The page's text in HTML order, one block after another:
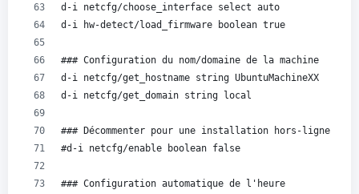
d-i netcfg/choose_interface select auto
d-i hw-detect/load_firmware boolean true
### Configuration du nom/domaine de la machine
d-i netcfg/get_hostname string UbuntuMachineXX
d-i netcfg/get_domain string local
### Décommenter pour une installation hors-ligne
#d-i netcfg/enable boolean false
### Configuration automatique de l'heure